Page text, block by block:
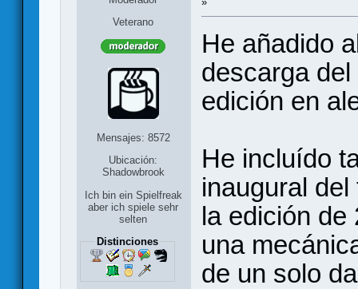
Veterano
Mensajes: 8572
Ubicación:
Shadowbrook
Ich bin ein Spielfreak
aber ich spiele sehr
selten
Distinciones
He añadido
descarga
edición en
He incluído
inaugural
la edición de
una
de un solo